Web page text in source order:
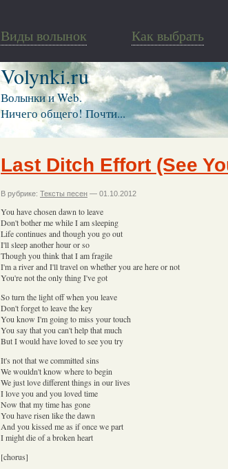
Виды волынок Как выбрать
Volynki.ru
Волынки и Web.
Ничего общего! Почти...
Last Ditch Effort (See
В рубрике: Тексты песен — 01.10.2012
You have chosen dawn to leave
Don't bother me while I am sleeping
Life continues and though you go out
I'll sleep another hour or so
Though you think that I am fragile
I'm a river and I'll travel on whether you are here or not
You're not the only thing I've got
So turn the light off when you leave
Don't forget to leave the key
You know I'm going to miss your touch
You say that you can't help that much
But I would have loved to see you try
It's not that we committed sins
We wouldn't know where to begin
We just love different things in our lives
I love you and you loved time
Now that my time has gone
You have risen like the dawn
And you kissed me as if once we part
I might die of a broken heart
[chorus]